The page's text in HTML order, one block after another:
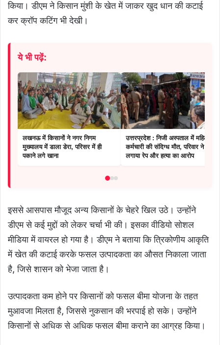
किया। डीएम ने किसान मुंशी के खेत में जाकर खुद धान की कटाई
कर क्रॉप कटिंग भी देखी।
ये भी पढ़ें:
लखनऊ में किसानों ने नगर निगम
मुख्यालय में डाला डेरा, परिसर में ही
पकाने लगे खाना
उत्तरप्रदेश : निजी अस्पताल में महिला
कर्मचारी की संदिग्ध मौत, परिवार ने
लगाया रेप और हत्या का आरोप
इससे आसपास माैजूद अन्य किसानों के चेहरे खिल उठे। उन्होंने
डीएम से कई मुद्दों को लेकर चर्चा भी की। इसका वीडियो सोशल
मीडिया में वायरल हो गया है। डीएम ने बताया कि त्रिकोणीय आकृति
में खेत की कटाई करके फसल उत्पादकता का औसत निकाला जाता
है, जिसे शासन को भेजा जाता है।
उत्पादकता कम होने पर किसानों को फसल बीमा योजना के तहत
मुआवजा मिलता है, जिससे नुकसान की भरपाई हो सके। उन्होंने
किसानों से अधिक से अधिक फसल बीमा कराने का आग्रह किया।